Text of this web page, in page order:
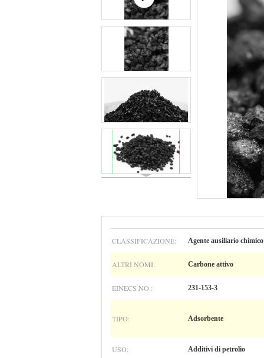
CLASSIFICAZIONE: Agente ausiliario chimico
ALTRI NOMI: Carbone attivo
EINECS NO.: 231-153-3
TIPO: Adsorbente
USO: Additivi di petrolio